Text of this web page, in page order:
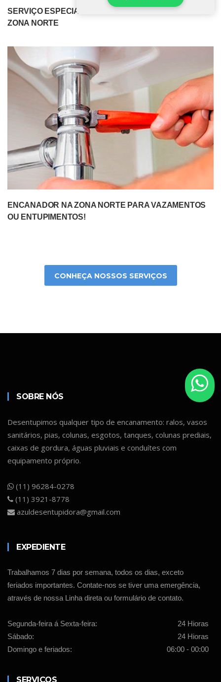
SERVIÇO ESPECIALIZADO DE DEDETIZADORA NA
ZONA NORTE
ENCANADOR NA ZONA NORTE PARA VAZAMENTOS
OU ENTUPIMENTOS!
CONHEÇA NOSSOS SERVIÇOS
SOBRE NÓS
Desentupimos qualquer tipo de encanamento: ralos, vasos
sanitários, pias, colunas, esgotos, tanques, colunas prediais,
caixas de gordura, águas pluviais e conduítes com
equipamento próprio.
(11) 96284-0278
(11) 3921-8778
azuldesentupidora@gmail.com
EXPEDIENTE
Trabalhamos 7 dias por semana, todos os dias, exceto
feriados importantes. Contate-nos se tiver uma emergência,
através de nossa Linha direta ou formulário de contato.
Segunda-feira á Sexta-feira:
24 Hioras
Sábado:
24 Hioras
Domingo e feriados:
06:00 - 00:00
SERVIÇOS